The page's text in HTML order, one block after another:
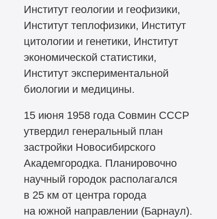
Институт геологии и геофизики,
Институт теплофизики, Институт
цитологии и генетики, Институт
экономической статистики,
Институт экспериментальной
биологии и медицины.
15 июня 1958 года Совмин СССР
утвердил генеральный план
застройки Новосибирского
Академгородка. Планировочно
научный городок располагался
в 25 км от центра города
на южной направлении (Барнаул).